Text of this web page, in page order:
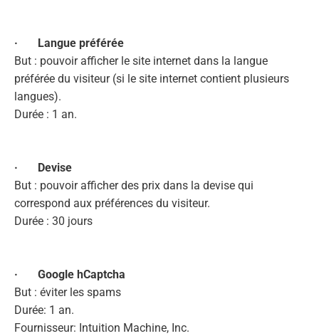
· Langue préférée
But : pouvoir afficher le site internet dans la langue
préférée du visiteur (si le site internet contient plusieurs
langues).
Durée : 1 an.
· Devise
But : pouvoir afficher des prix dans la devise qui
correspond aux préférences du visiteur.
Durée : 30 jours
· Google hCaptcha
But : éviter les spams
Durée: 1 an.
Fournisseur: Intuition Machine, Inc.